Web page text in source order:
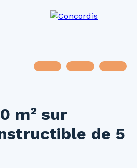
Louer Vendre
bien
m² sur
de 5